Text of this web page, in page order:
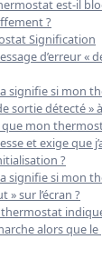
est-il
?
Signification
d’erreur «
signifie si mon
sortie détecté » à
que mon
et exige que
?
signifie si mon
» sur l’écran ?
alors que